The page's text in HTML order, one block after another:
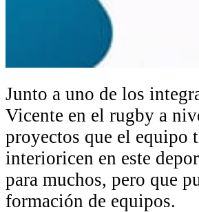
Junto a uno de los
Vicente en el rugby a
proyectos que el equipo
interioricen en este
para muchos, pero que
formación de equipos.